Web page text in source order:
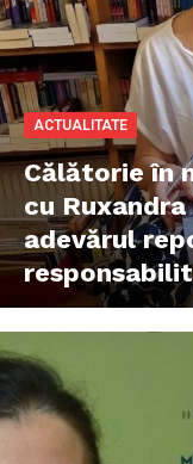
ACTUALITATE
Călătorie în
cu
adevărul